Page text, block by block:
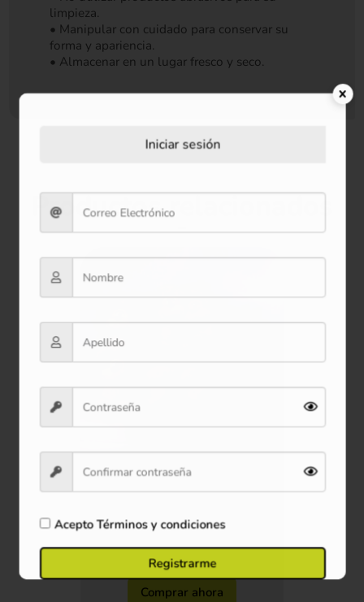
limpieza.
• Manipular con cuidado para conservar su
forma y apariencia.
• Almacenar en un lugar fresco y seco.
Productos relacionados
Peluche Patotas Pañoleta
Ver producto
Comprar ahora
Iniciar sesión
AceptoTérminos y condiciones
Registrarme